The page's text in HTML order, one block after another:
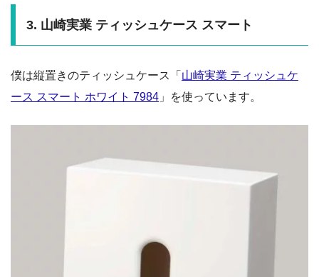
3. 山崎実業 ティッシュケース スマート
僕は縦置きのティッシュケース「 山崎実業 ティッシュケ
ース スマート ホワイト 7984 」を使っています。